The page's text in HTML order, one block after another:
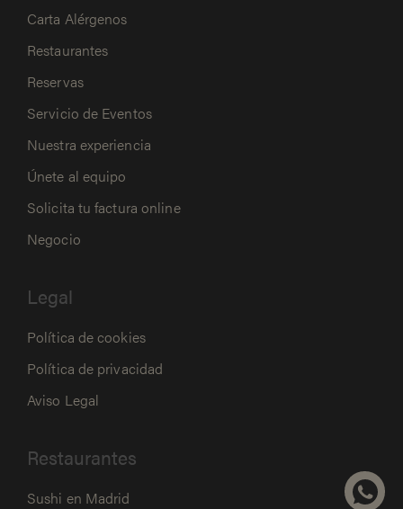
Carta Alérgenos
Restaurantes
Reservas
Servicio de Eventos
Nuestra experiencia
Únete al equipo
Solicita tu factura online
Negocio
Legal
Política de cookies
Política de privacidad
Aviso Legal
Restaurantes
Sushi en Madrid